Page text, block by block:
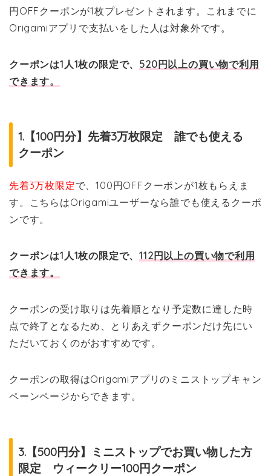
円OFFクーポンが1枚プレゼントされます。これまでに
Origamiアプリで支払いをした人は対象外です。
クーポンは1人1枚の限定で、 520円以上の買い物で利用
できます。
1.【100円分】先着3万枚限定 誰でも使える
クーポン
先着3万枚限定で、100円OFFクーポンが1枚もらえま
す。こちらはOrigamiユーザーなら誰でも使えるクーポ
ンです。
クーポンは1人1枚の限定で、112円以上の買い物で利用
できます。
クーポンの受け取りは先着順となり予定数に達した時
点で終了となるため、とりあえずクーポンだけ先にい
ただいておくのがおすすめです。
クーポンの取得はOrigamiアプリのミニストップキャン
ペーンページからできます。
3.【500円分】ミニストップでお買い物した方
限定 ウィークリー100円クーポン